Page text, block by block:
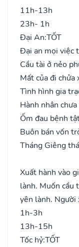
11h-13h
23h- 1h
Đại An:TỐT
Đại an mọi việc
Cầu tài ở nẻo
Mất của đi chửa
Tình hình gia
Hành nhân
Ốm đau bệnh
Buôn bán vốn
Tháng Giêng
Xuất hành vào
lành. Muốn cầu
yên lành. Người
1h-3h
13h-15h
Tốc hỷ:TỐT